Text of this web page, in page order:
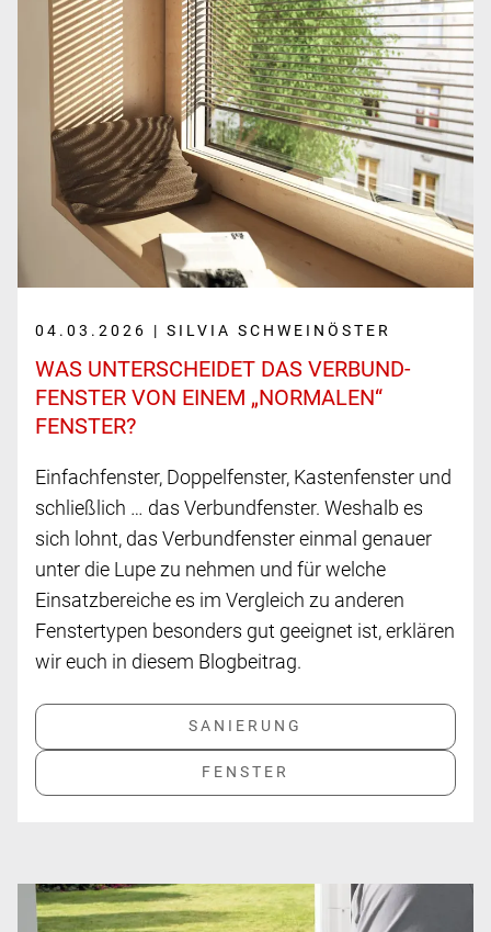
04.03.2026 | SILVIA SCHWEINÖSTER
WAS UNTERSCHEIDET DAS VERBUND­
FENSTER VON EINEM „NORMALEN“
FENSTER?
Einfachfenster, Doppelfenster, Kastenfenster und
schließlich … das Verbundfenster. Weshalb es
sich lohnt, das Verbundfenster einmal genauer
unter die Lupe zu nehmen und für welche
Einsatzbereiche es im Vergleich zu anderen
Fenstertypen besonders gut geeignet ist, erklären
wir euch in diesem Blogbeitrag.